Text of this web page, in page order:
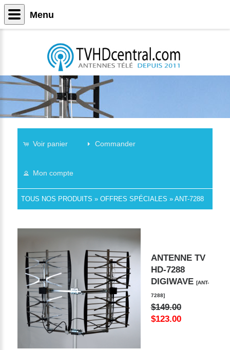
Voir panier Commander
Mon compte
TOUS NOS PRODUITS » OFFRES SPÉCIALES » ANT-7288
ANTENNE TV
HD-7288
DIGIWAVE [ANT-
7288]
$149.00
$123.00
Menu